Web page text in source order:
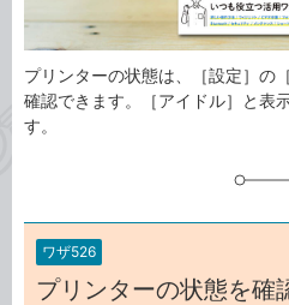
プリンターの状態は、［設定］の
確認できます。［アイドル］と表
す。
ワザ526
プリンターの状態を確